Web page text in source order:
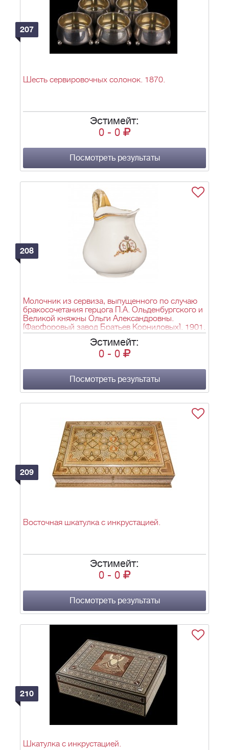
207
Шесть сервировочных солонок. 1870.
Эстимейт:
0 - 0
Посмотреть результаты
208
Молочник из сервиза, выпущенного по случаю
бракосочетания герцога П.А. Ольденбургского и
Великой княжны Ольги Александровны.
[Фарфоровый завод Братьев Корниловых]. 1901.
Эстимейт:
0 - 0
Посмотреть результаты
209
Восточная шкатулка с инкрустацией.
Эстимейт:
0 - 0
Посмотреть результаты
210
Шкатулка с инкрустацией.